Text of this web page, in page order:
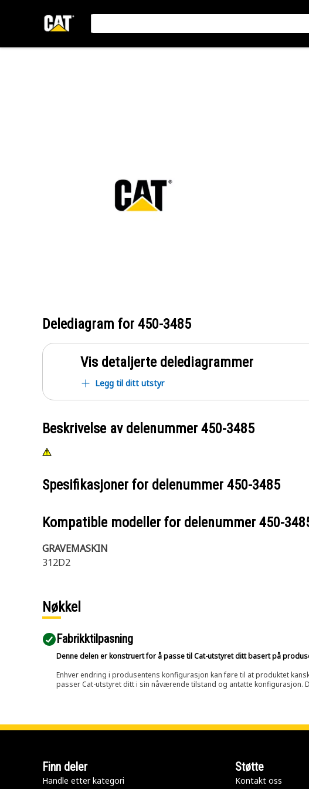
Delediagram for 450-3485
Vis detaljerte delediagrammer
Legg til ditt utstyr
Beskrivelse av delenummer 450-3485
Spesifikasjoner for delenummer 450-3485
Kompatible modeller for delenummer 450-
GRAVEMASKIN
312D2
Nøkkel
Fabrikktilpasning
Denne delen er konstruert for å passe til Cat-utstyret ditt basert på
Enhver endring i produsentens konfigurasjon kan føre til at produktet
passer Cat-utstyret ditt i sin nåværende tilstand og antatte konfigurasjon.
Finn deler
Handle etter kategori
Støtte
Kontakt oss